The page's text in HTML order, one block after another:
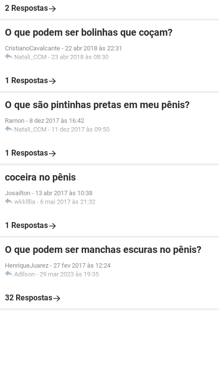
2 Respostas
O que podem ser bolinhas que coçam?
CristianoCavalcante - 22 abr 2018 às 22:31
Natali_CCM - 23 abr 2018 às 08:30
1 Respostas
O que são pintinhas pretas em meu pênis?
Ramon - 8 dez 2017 às 16:42
Natali_CCM - 11 dez 2017 às 09:50
1 Respostas
coceira no pênis
Josailton - 13 abr 2017 às 10:38
wkklllia - 6 mai 2017 às 21:32
1 Respostas
O que podem ser manchas escuras no pênis?
HenriqueJuarez - 27 fev 2017 às 12:24
Adilson - 29 mar 2023 às 19:35
32 Respostas